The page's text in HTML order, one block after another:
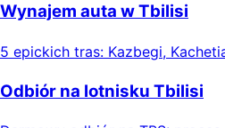
Wynajem auta w Tbilisi
5 epickich tras: Kazbegi,
Odbiór na lotnisku Tbilisi